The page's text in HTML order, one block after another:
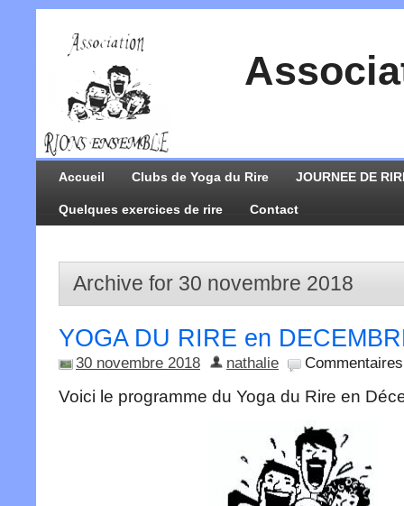
Accueil Clubs de Yoga du Rire JOURNEE DE
Quelques exercices de rire Contact
Archive for 30 novembre 2018
YOGA DU RIRE en
30 novembre 2018 nathalie
Voici le programme du Yoga du Rire en